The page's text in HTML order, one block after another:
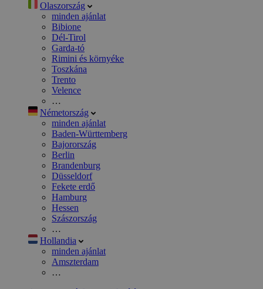
Olaszország
minden ajánlat
Bibione
Dél-Tirol
Garda-tó
Rimini és környéke
Toszkána
Trento
Velence
…
Németország
minden ajánlat
Baden-Württemberg
Bajorország
Berlin
Brandenburg
Düsseldorf
Fekete erdő
Hamburg
Hessen
Szászország
…
Hollandia
minden ajánlat
Amszterdam
…